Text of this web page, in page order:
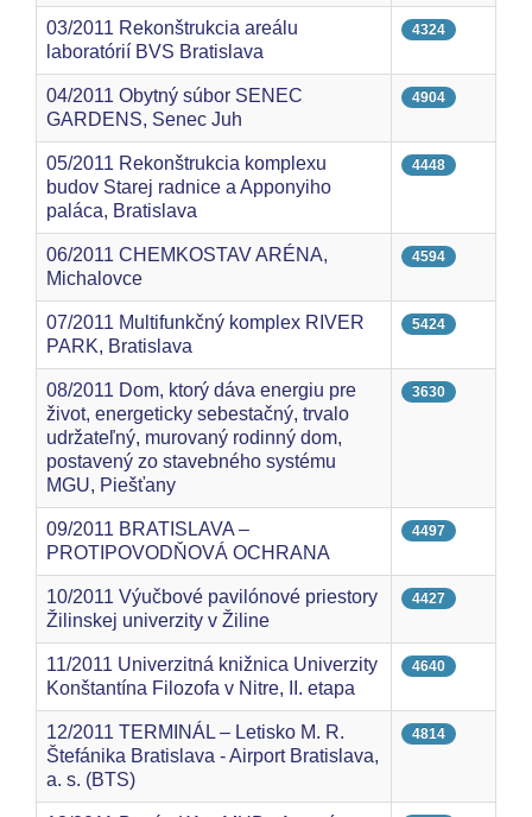
03/2011 Rekonštrukcia areálu
laboratórií BVS Bratislava
4324
04/2011 Obytný súbor SENEC
GARDENS, Senec Juh
4904
05/2011 Rekonštrukcia komplexu
budov Starej radnice a Apponyiho
paláca, Bratislava
4448
06/2011 CHEMKOSTAV ARÉNA,
Michalovce
4594
07/2011 Multifunkčný komplex RIVER
PARK, Bratislava
5424
08/2011 Dom, ktorý dáva energiu pre
život, energeticky sebestačný, trvalo
udržateľný, murovaný rodinný dom,
postavený zo stavebného systému
MGU, Piešťany
3630
09/2011 BRATISLAVA –
PROTIPOVODŇOVÁ OCHRANA
4497
10/2011 Výučbové pavilónové priestory
Žilinskej univerzity v Žiline
4427
11/2011 Univerzitná knižnica Univerzity
Konštantína Filozofa v Nitre, II. etapa
4640
12/2011 TERMINÁL – Letisko M. R.
Štefánika Bratislava - Airport Bratislava,
a. s. (BTS)
4814